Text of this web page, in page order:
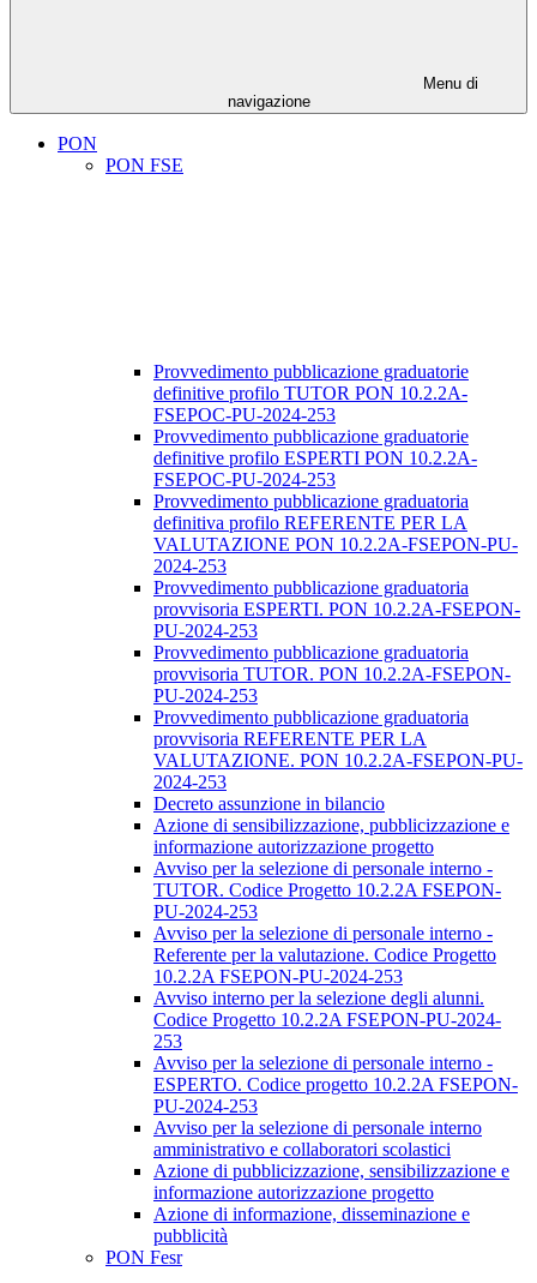
Menu di
navigazione
PON
PON FSE
Provvedimento pubblicazione graduatorie
definitive profilo TUTOR PON 10.2.2A-
FSEPOC-PU-2024-253
Provvedimento pubblicazione graduatorie
definitive profilo ESPERTI PON 10.2.2A-
FSEPOC-PU-2024-253
Provvedimento pubblicazione graduatoria
definitiva profilo REFERENTE PER LA
VALUTAZIONE PON 10.2.2A-FSEPON-PU-
2024-253
Provvedimento pubblicazione graduatoria
provvisoria ESPERTI. PON 10.2.2A-FSEPON-
PU-2024-253
Provvedimento pubblicazione graduatoria
provvisoria TUTOR. PON 10.2.2A-FSEPON-
PU-2024-253
Provvedimento pubblicazione graduatoria
provvisoria REFERENTE PER LA
VALUTAZIONE. PON 10.2.2A-FSEPON-PU-
2024-253
Decreto assunzione in bilancio
Azione di sensibilizzazione, pubblicizzazione e
informazione autorizzazione progetto
Avviso per la selezione di personale interno -
TUTOR. Codice Progetto 10.2.2A FSEPON-
PU-2024-253
Avviso per la selezione di personale interno -
Referente per la valutazione. Codice Progetto
10.2.2A FSEPON-PU-2024-253
Avviso interno per la selezione degli alunni.
Codice Progetto 10.2.2A FSEPON-PU-2024-
253
Avviso per la selezione di personale interno -
ESPERTO. Codice progetto 10.2.2A FSEPON-
PU-2024-253
Avviso per la selezione di personale interno
amministrativo e collaboratori scolastici
Azione di pubblicizzazione, sensibilizzazione e
informazione autorizzazione progetto
Azione di informazione, disseminazione e
pubblicità
PON Fesr